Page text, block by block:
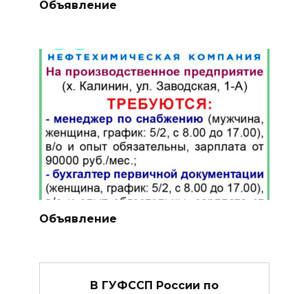
Объявление
Объявление
В ГУФССП России по